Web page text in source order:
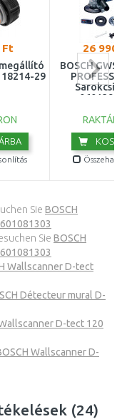
Ft
29
26 990
BOSCH GWS
Sie BOSCH
Sie BOSCH
Wallscanner D-tect
Détecteur mural D-
D-tect 120
Wallscanner D-
(24)